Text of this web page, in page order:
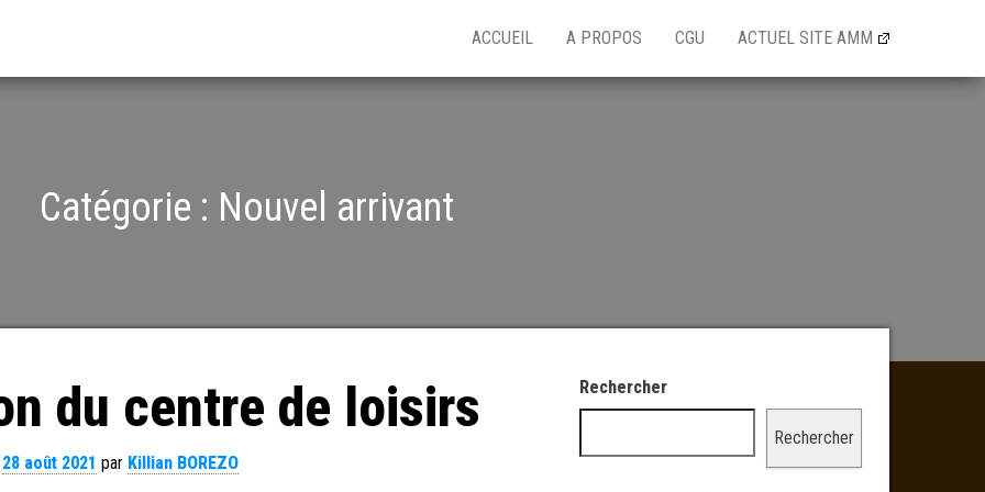
ACCUEIL A PROPOS CGU ACTUEL SITE AMM
Catégorie : Nouvel arrivant
du centre de loisirs
28 août 2021 par Killian BOREZO
Rechercher
Rechercher